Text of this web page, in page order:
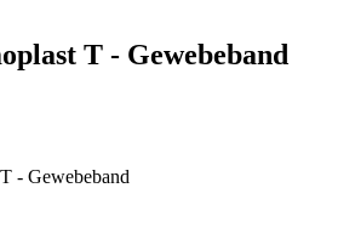
T - Gewebeband